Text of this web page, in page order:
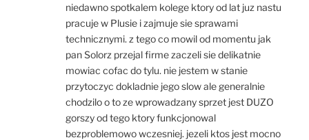
niedawno spotkalem kolege ktory od lat juz nastu
pracuje w Plusie i zajmuje sie sprawami
technicznymi. z tego co mowil od momentu jak
pan Solorz przejal firme zaczeli sie delikatnie
mowiac cofac do tylu. nie jestem w stanie
przytoczyc dokladnie jego slow ale generalnie
chodzilo o to ze wprowadzany sprzet jest DUZO
gorszy od tego ktory funkcjonowal
bezproblemowo wczesniej. jezeli ktos jest mocno